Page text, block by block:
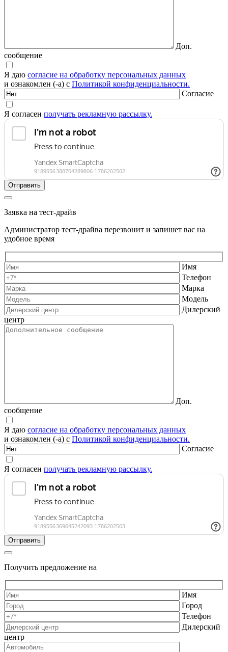
Доп.
сообщение
Я даю согласие на обработку персональных данных
и ознакомлен (-а) с Политикой конфиденциальности.
Согласие
Я согласен получать рекламную рассылку.
Заявка на тест-драйв
Администратор тест-драйва перезвонит и запишет вас на
удобное время
Имя
Телефон
Марка
Модель
Дилерский
центр
Доп.
сообщение
Я даю согласие на обработку персональных данных
и ознакомлен (-а) с Политикой конфиденциальности.
Согласие
Я согласен получать рекламную рассылку.
Получить предложение на
Имя
Город
Телефон
Дилерский
центр